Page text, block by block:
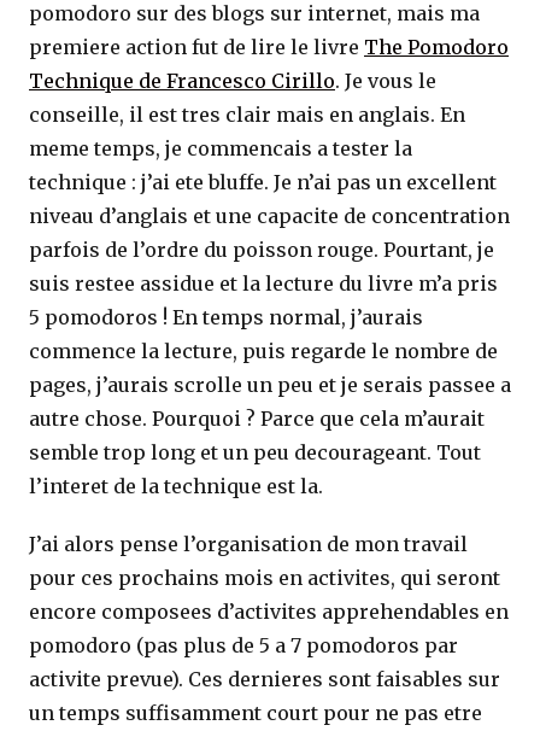
pomodoro sur des blogs sur internet, mais ma
premiere action fut de lire le livre The Pomodoro
Technique de Francesco Cirillo. Je vous le
conseille, il est tres clair mais en anglais. En
meme temps, je commencais a tester la
technique : j’ai ete bluffe. Je n’ai pas un excellent
niveau d’anglais et une capacite de concentration
parfois de l’ordre du poisson rouge. Pourtant, je
suis restee assidue et la lecture du livre m’a pris
5 pomodoros ! En temps normal, j’aurais
commence la lecture, puis regarde le nombre de
pages, j’aurais scrolle un peu et je serais passee a
autre chose. Pourquoi ? Parce que cela m’aurait
semble trop long et un peu decourageant. Tout
l’interet de la technique est la.
J’ai alors pense l’organisation de mon travail
pour ces prochains mois en activites, qui seront
encore composees d’activites apprehendables en
pomodoro (pas plus de 5 a 7 pomodoros par
activite prevue). Ces dernieres sont faisables sur
un temps suffisamment court pour ne pas etre